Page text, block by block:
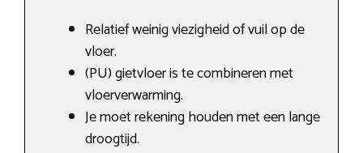
Relatief weinig viezigheid of vuil op de
vloer.
(PU) gietvloer is te combineren met
vloerverwarming.
Je moet rekening houden met een lange
droogtijd.